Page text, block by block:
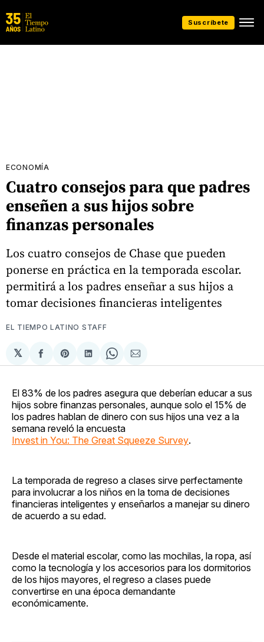
Suscríbete
ECONOMÍA
Cuatro consejos para que padres
enseñen a sus hijos sobre
finanzas personales
Los cuatro consejos de Chase que pueden
ponerse en práctica en la temporada escolar.
permitirá a los padres enseñar a sus hijos a
tomar decisiones financieras inteligentes
EL TIEMPO LATINO STAFF
𝕏
Compartir
en
Share
on
Compartir
en
Share
on
Compartir
via
El 83% de los padres asegura que deberían educar a sus
hijos sobre finanzas personales, aunque solo el 15% de
los padres hablan de dinero con sus hijos una vez a la
semana reveló la encuesta
Invest in You: The Great Squeeze Survey.
La temporada de regreso a clases sirve perfectamente
para involucrar a los niños en la toma de decisiones
financieras inteligentes y enseñarlos a manejar su dinero
de acuerdo a su edad.
Desde el material escolar, como las mochilas, la ropa, así
como la tecnología y los accesorios para los dormitorios
de los hijos mayores, el regreso a clases puede
convertirse en una época demandante
económicamente.